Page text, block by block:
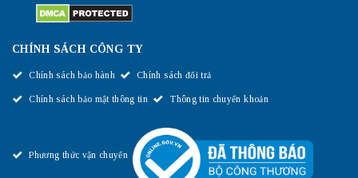
CHÍNH SÁCH CÔNG TY
Chính sách bảo hành Chính sách đổi trả
Chính sách bảo mật thông tin Thông tin chuyển khoản
Phương thức vận chuyển